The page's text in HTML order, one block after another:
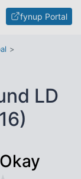
fynup Portal
LD
Okay